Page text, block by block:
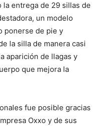
la entrega de 29 sillas de
un modelo
ponerse de pie y
la silla de manera casi
aparición de llagas y
que mejora la
fue posible gracias
Oxxo y de sus